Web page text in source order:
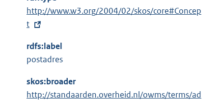
r
n
n
k
E
x
e
r
n
e
http://www.w3.org/2004/02/skos/core#Concep
t
rdfs:label
postadres
skos:broader
http://standaarden.overheid.nl/owms/terms/ad